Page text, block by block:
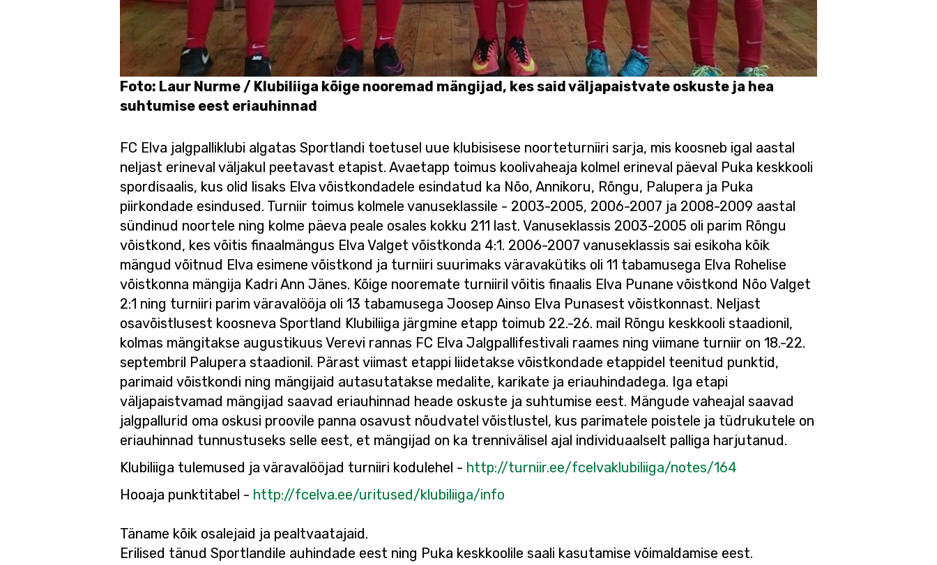
Foto: Laur Nurme / Klubiliiga kõige nooremad mängijad, kes said väljapaistvate oskuste ja hea
suhtumise eest eriauhinnad
FC Elva jalgpalliklubi algatas Sportlandi toetusel uue klubisisese noorteturniiri sarja, mis koosneb igal aastal
neljast erineval väljakul peetavast etapist. Avaetapp toimus koolivaheaja kolmel erineval päeval Puka keskkooli
spordisaalis, kus olid lisaks Elva võistkondadele esindatud ka Nõo, Annikoru, Rõngu, Palupera ja Puka
piirkondade esindused. Turniir toimus kolmele vanuseklassile - 2003-2005, 2006-2007 ja 2008-2009 aastal
sündinud noortele ning kolme päeva peale osales kokku 211 last. Vanuseklassis 2003-2005 oli parim Rõngu
võistkond, kes võitis finaalmängus Elva Valget võistkonda 4:1. 2006-2007 vanuseklassis sai esikoha kõik
mängud võitnud Elva esimene võistkond ja turniiri suurimaks väravakütiks oli 11 tabamusega Elva Rohelise
võistkonna mängija Kadri Ann Jänes. Kõige nooremate turniiril võitis finaalis Elva Punane võistkond Nõo Valget
2:1 ning turniiri parim väravalööja oli 13 tabamusega Joosep Ainso Elva Punasest võistkonnast. Neljast
osavõistlusest koosneva Sportland Klubiliiga järgmine etapp toimub 22.-26. mail Rõngu keskkooli staadionil,
kolmas mängitakse augustikuus Verevi rannas FC Elva Jalgpallifestivali raames ning viimane turniir on 18.-22.
septembril Palupera staadionil. Pärast viimast etappi liidetakse võistkondade etappidel teenitud punktid,
parimaid võistkondi ning mängijaid autasutatakse medalite, karikate ja eriauhindadega. Iga etapi
väljapaistvamad mängijad saavad eriauhinnad heade oskuste ja suhtumise eest. Mängude vaheajal saavad
jalgpallurid oma oskusi proovile panna osavust nõudvatel võistlustel, kus parimatele poistele ja tüdrukutele on
eriauhinnad tunnustuseks selle eest, et mängijad on ka trennivälisel ajal individuaalselt palliga harjutanud.
Klubiliiga tulemused ja väravalööjad turniiri kodulehel - http://turniir.ee/fcelvaklubiliiga/notes/164
Hooaja punktitabel - http://fcelva.ee/uritused/klubiliiga/info
Täname kõik osalejaid ja pealtvaatajaid.
Erilised tänud Sportlandile auhindade eest ning Puka keskkoolile saali kasutamise võimaldamise eest.